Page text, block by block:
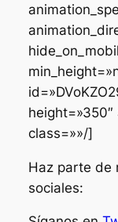
class=»»/]
Haz parte de
sociales: